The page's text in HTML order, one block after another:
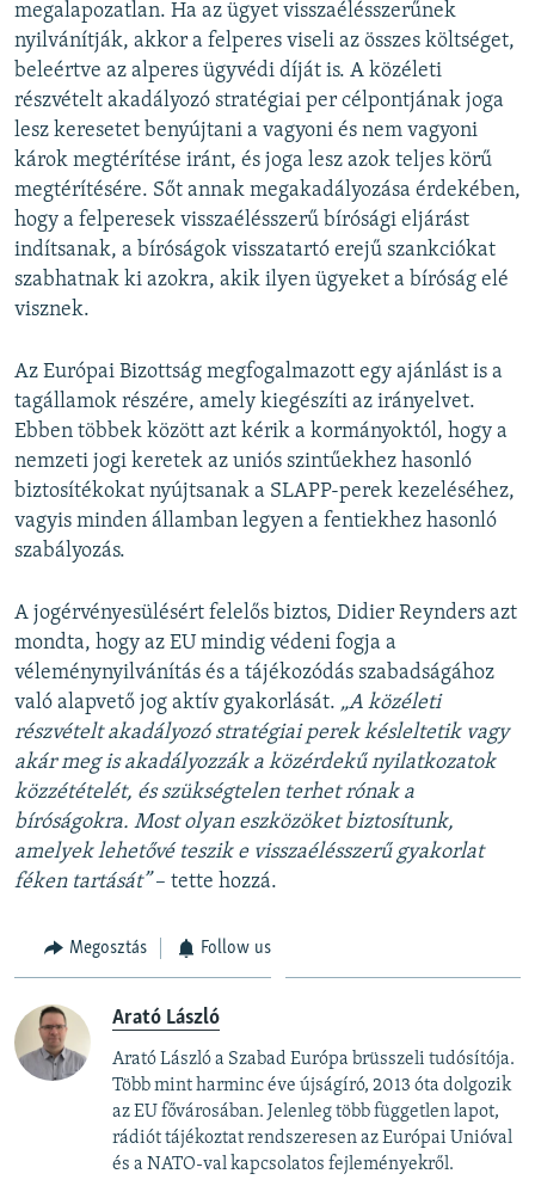
megalapozatlan. Ha az ügyet visszaélésszerűnek
nyilvánítják, akkor a felperes viseli az összes költséget,
beleértve az alperes ügyvédi díját is. A közéleti
részvételt akadályozó stratégiai per célpontjának joga
lesz keresetet benyújtani a vagyoni és nem vagyoni
károk megtérítése iránt, és joga lesz azok teljes körű
megtérítésére. Sőt annak megakadályozása érdekében,
hogy a felperesek visszaélésszerű bírósági eljárást
indítsanak, a bíróságok visszatartó erejű szankciókat
szabhatnak ki azokra, akik ilyen ügyeket a bíróság elé
visznek.
Az Európai Bizottság megfogalmazott egy ajánlást is a
tagállamok részére, amely kiegészíti az irányelvet.
Ebben többek között azt kérik a kormányoktól, hogy a
nemzeti jogi keretek az uniós szintűekhez hasonló
biztosítékokat nyújtsanak a SLAPP-perek kezeléséhez,
vagyis minden államban legyen a fentiekhez hasonló
szabályozás.
A jogérvényesülésért felelős biztos, Didier Reynders azt
mondta, hogy az EU mindig védeni fogja a
véleménynyilvánítás és a tájékozódás szabadságához
való alapvető jog aktív gyakorlását. „A közéleti
részvételt akadályozó stratégiai perek késleltetik vagy
akár meg is akadályozzák a közérdekű nyilatkozatok
közzétételét, és szükségtelen terhet rónak a
bíróságokra. Most olyan eszközöket biztosítunk,
amelyek lehetővé teszik e visszaélésszerű gyakorlat
féken tartását”– tette hozzá.
Megosztás Follow us
Arató László
Arató László a Szabad Európa brüsszeli tudósítója.
Több mint harminc éve újságíró, 2013 óta dolgozik
az EU fővárosában. Jelenleg több független lapot,
rádiót tájékoztat rendszeresen az Európai Unióval
és a NATO-val kapcsolatos fejleményekről.